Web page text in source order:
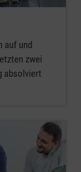
auf und
zwei
absolviert